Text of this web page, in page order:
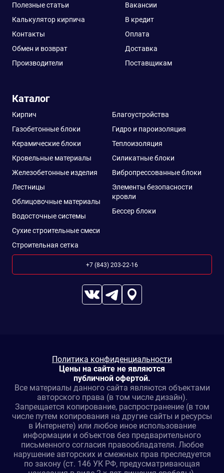
Полезные статьи
Вакансии
Калькулятор кирпича
В кредит
Контакты
Оплата
Обмен и возврат
Доставка
Производители
Поставщикам
Каталог
Кирпич
Газобетонные блоки
Керамические блоки
Кровельные материалы
Железобетонные изделия
Лестницы
Облицовочные материалы
Водосточные системы
Сухие строительные смеси
Строительная сетка
Благоустройства
Гидро и пароизоляция
Теплоизоляция
Силикатные блоки
Вибропрессованные блоки
Элементы безопасности
кровли
Бессер блоки
+7 (843) 203-22-16
Цены на сайте не являются
публичной офертой.
Все материалы данного сайта являются объектами
авторского права (в том числе дизайн).
Запрещается копирование, распространение (в том
числе путем копирования на другие сайты и ресурсы
в Интернете) или любое иное использование
информации и объектов без предварительного
письменного согласия правообладателя. Любое
нарушение авторских и смежных прав преследуется
по закону (ст. 146 УК РФ, предусматривающая
Политика конфиденциальности